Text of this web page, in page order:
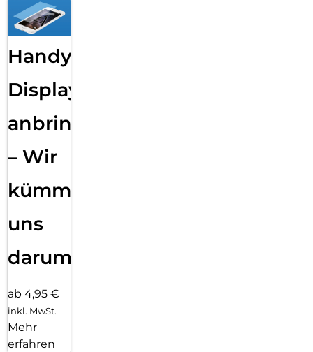
Handy
Displayfolie
anbringen
– Wir
kümmern
uns
darum!
ab 4,95 €
inkl. MwSt.
Mehr
erfahren